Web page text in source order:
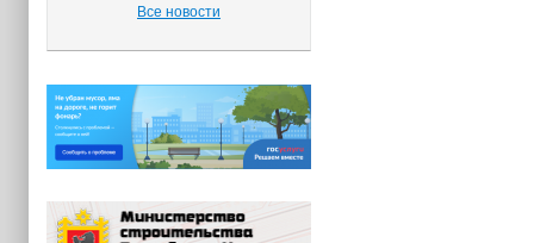
Все новости